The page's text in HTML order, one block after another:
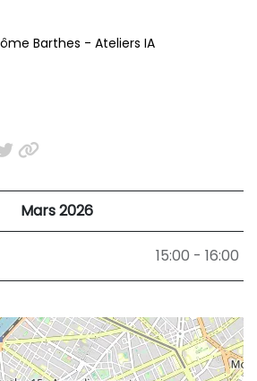
Mars 2026
15:00 - 16:00
Barthes - Ateliers IA